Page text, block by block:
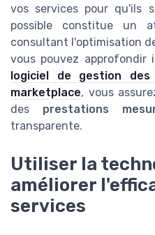
vos services pour qu'ils
possible constitue un
consultant l'optimisation
vous pouvez approfondir
logiciel de gestion
marketplace, vous
des prestations
transparente.
Utiliser la
améliorer
services